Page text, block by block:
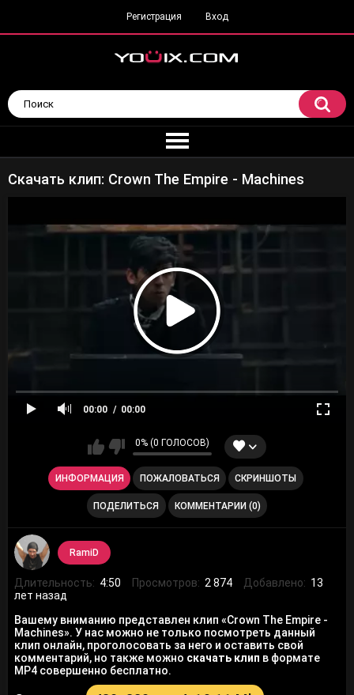
Регистрация Вход
Скачать клип: Crown The Empire - Machines
00:00 00:00
0% (0 ГОЛОСОВ)
ИНФОРМАЦИЯ ПОЖАЛОВАТЬСЯ СКРИНШОТЫ
ПОДЕЛИТЬСЯ КОММЕНТАРИИ (0)
RamiD
Длительность: 4:50 Просмотров: 2 874 Добавлено: 13
лет назад
Вашему вниманию представлен клип «Crown The Empire -
Machines». У нас можно не только посмотреть данный
клип онлайн, проголосовать за него и оставить свой
комментарий, но также можно скачать клип в формате
MP4 совершенно бесплатно.